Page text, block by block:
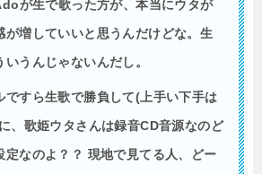
が生で歌った方が、本当にウタが
が増していいと思うんだけどな。 生
いうんじゃないんだし。
ですら生歌で勝負して(上手い下手は
、歌姫ウタ さんは録音CD音源なのど
定なのよ？？ 現地で見てる人、どー